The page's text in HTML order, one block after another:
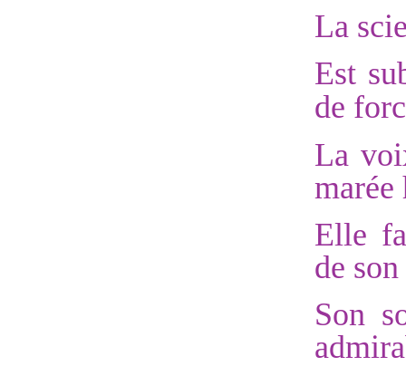
La
Est
de
La
marée
Elle
de
Son